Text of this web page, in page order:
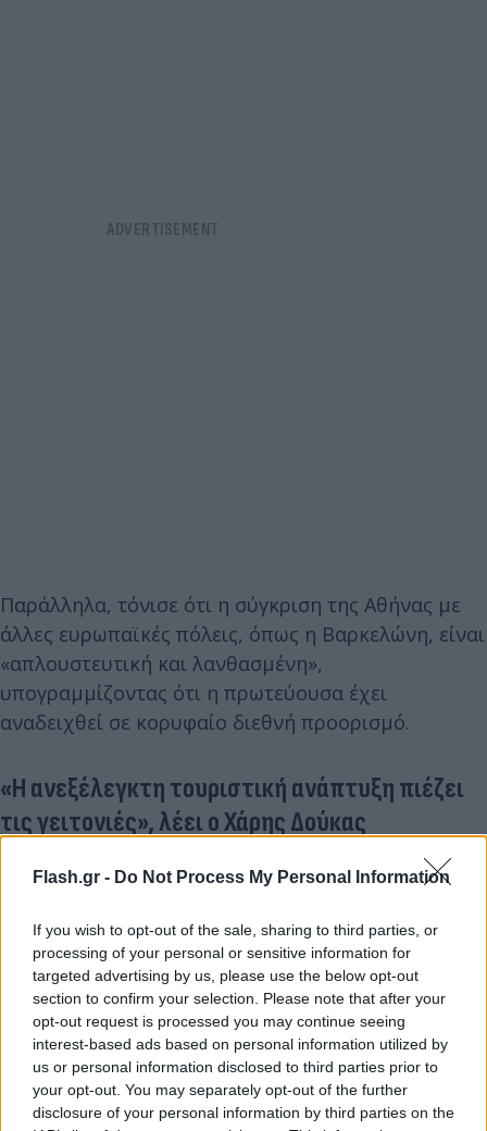
Flash.gr - Do Not Process My Personal Information
If you wish to opt-out of the sale, sharing to third parties, or
processing of your personal or sensitive information for
targeted advertising by us, please use the below opt-out
section to confirm your selection. Please note that after your
opt-out request is processed you may continue seeing
interest-based ads based on personal information utilized by
us or personal information disclosed to third parties prior to
your opt-out. You may separately opt-out of the further
disclosure of your personal information by third parties on the
Παράλληλα, τόνισε ότι η σύγκριση της Αθήνας με
άλλες ευρωπαϊκές πόλεις, όπως η Βαρκελώνη, είναι
«απλουστευτική και λανθασμένη»,
υπογραμμίζοντας ότι η πρωτεύουσα έχει
αναδειχθεί σε κορυφαίο διεθνή προορισμό.
«Η ανεξέλεγκτη τουριστική ανάπτυξη πιέζει
τις γειτονιές», λέει ο Χάρης Δούκας
Από την πλευρά του, οΧάρης Δούκαςαπάντησε σε
προβλήματα που αντιμετωπίζουν οι γειτονιές της
Αθήνας λόγω της τουριστικής πίεσης.
«Η Αθήνα δεν έχει ανάγκη από εξωραϊσμούς
όψιμων υπερασπιστών. Η ανεξέλεγκτη τουριστική
ανάπτυξη απειλεί εμβληματικές γειτονιές της.
Όποιος δεν το βλέπει, απλά στρουθοκαμηλίζει»,